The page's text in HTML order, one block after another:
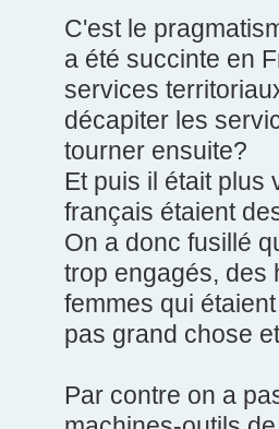
C'est le
a été succinte en
services
décapiter les
tourner ensuite?
Et puis il était plus
français étaient
On a donc fusillé
trop engagés, des
femmes qui
pas grand chose
Par contre on a